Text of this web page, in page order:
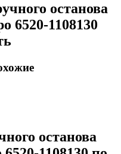
останова
6520-1108130
останова